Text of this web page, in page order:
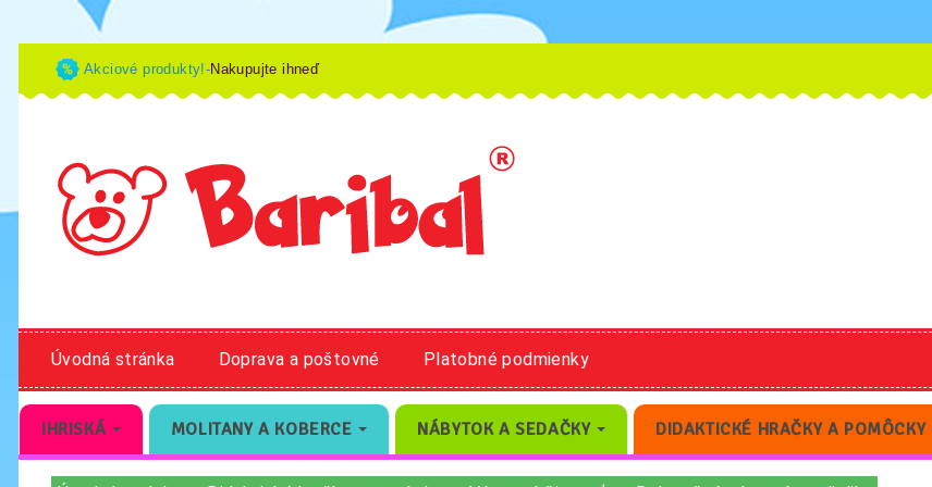
Akciové produkty!-Nakupujte ihneď
Úvodná stránka Doprava a poštovné Platobné podmienky
IHRISKÁ MOLITANY A KOBERCE NÁBYTOK A SEDAČKY DIDAKTICKÉ HRAČKY A POMÔCKY